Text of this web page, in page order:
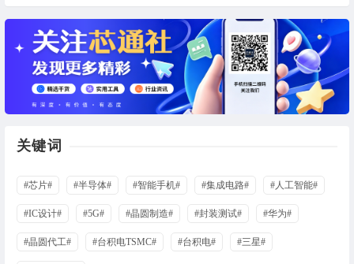
关键词
#芯片# #半导体# #智能手机# #集成电路# #人工智能#
#IC设计# #5G# #晶圆制造# #封装测试# #华为#
#晶圆代工# #台积电TSMC# #台积电# #三星#